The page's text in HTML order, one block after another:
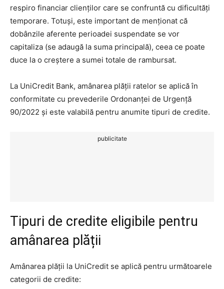
respiro financiar clienților care se confruntă cu dificultăți
temporare. Totuși, este important de menționat că
dobânzile aferente perioadei suspendate se vor
capitaliza (se adaugă la suma principală), ceea ce poate
duce la o creștere a sumei totale de rambursat.
La UniCredit Bank, amânarea plății ratelor se aplică în
conformitate cu prevederile Ordonanței de Urgență
90/2022 și este valabilă pentru anumite tipuri de credite.
publicitate
Tipuri de credite eligibile pentru
amânarea plății
Amânarea plății la UniCredit se aplică pentru următoarele
categorii de credite: